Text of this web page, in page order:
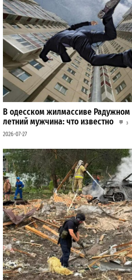
В одесском жилмассиве Радужном
летний мужчина: что известно
3
2026-07-27